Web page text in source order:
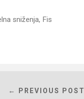
sniženja, Fis
← PREVIOUS POST